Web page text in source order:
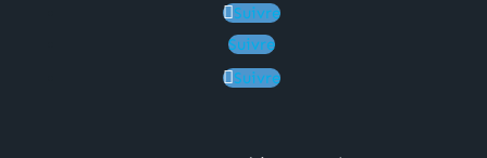
Suivre
Suivre
Suivre